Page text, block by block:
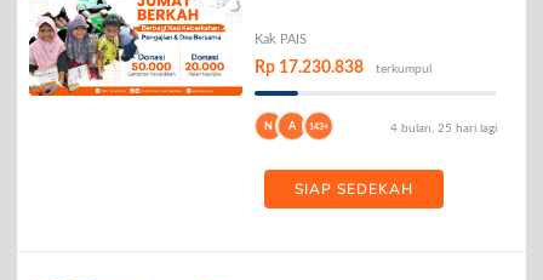
Kak PAIS
Rp 17.230.838 terkumpul
N A 143+ 4 bulan, 25 hari lagi
SIAP SEDEKAH